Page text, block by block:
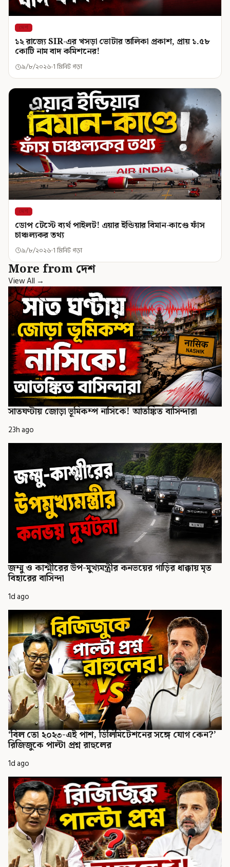
দেশ
১২ রাজ্যে SIR-এর খসড়া ভোটার তালিকা প্রকাশ, প্রায় ১.৫৮
কোটি নাম বাদ কমিশনের!
৯/৮/২০২৬ 1 মিনিট পড়া
দেশ
ডোপ টেস্টে ব্যর্থ পাইলট! এয়ার ইন্ডিয়ার বিমান-কাণ্ডে ফাঁস
চাঞ্চল্যকর তথ্য
৯/৮/২০২৬ 1 মিনিট পড়া
More from দেশ
View All →
সাতঘণ্টায় জোড়া ভূমিকম্প নাসিকে! আতঙ্কিত বাসিন্দারা
23h ago
জম্মু ও কাশ্মীরের উপ-মুখ্যমন্ত্রীর কনভয়ের গাড়ির ধাক্কায় মৃত
বিহারের বাসিন্দা
1d ago
‘বিল তো ২০২৩-এই পাশ, ডিলিমিটেশনের সঙ্গে যোগ কেন?’
রিজিজুকে পাল্টা প্রশ্ন রাহুলের
1d ago